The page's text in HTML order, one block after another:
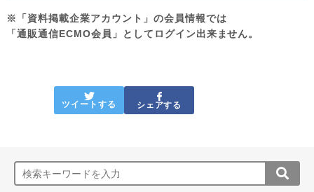
※「資料掲載企業アカウント」の会員情報では
「通販通信ECMO会員」としてログイン出来ません。
ツイートする シェアする